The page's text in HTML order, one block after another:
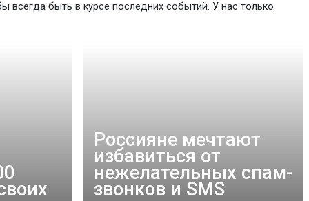
всегда быть в курсе последних событий. У нас только
Россияне мечтают
избавиться от
нежелательных спам-
звонков и SMS